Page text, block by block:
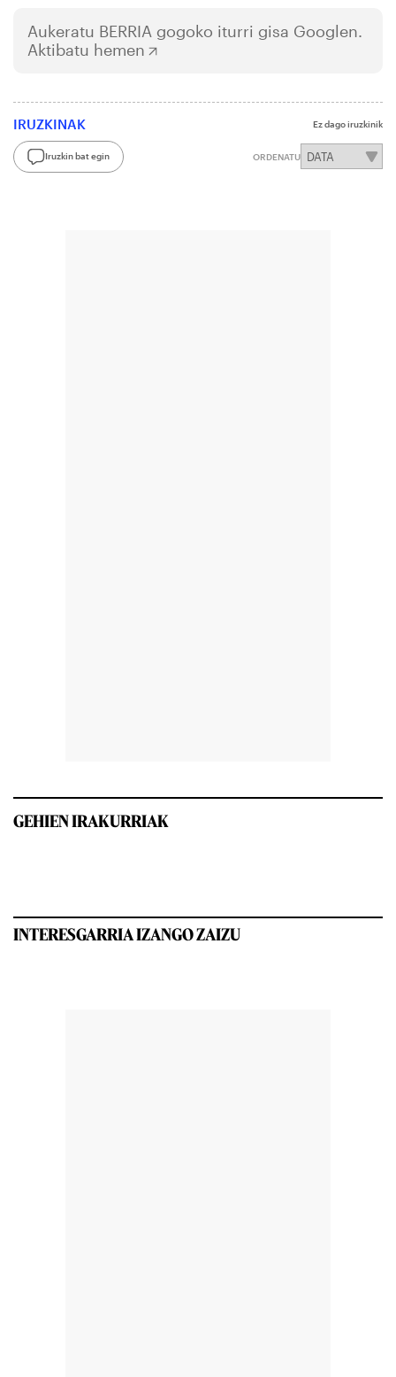
Aukeratu BERRIA gogoko iturri gisa Googlen.
Aktibatu hemen
IRUZKINAK Ez dago iruzkinik
Iruzkin bat egin ORDENATU
GEHIEN IRAKURRIAK
INTERESGARRIA IZANGO ZAIZU